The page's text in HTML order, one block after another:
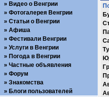
Видео о Венгрии
Фотогалерея Венгрии
Статьи о Венгрии
Афиша
Фестивали Венгрии
Услуги в Венгрии
Погода в Венгрии
Частные объявления
Форум
Знакомства
Блоги пользователей